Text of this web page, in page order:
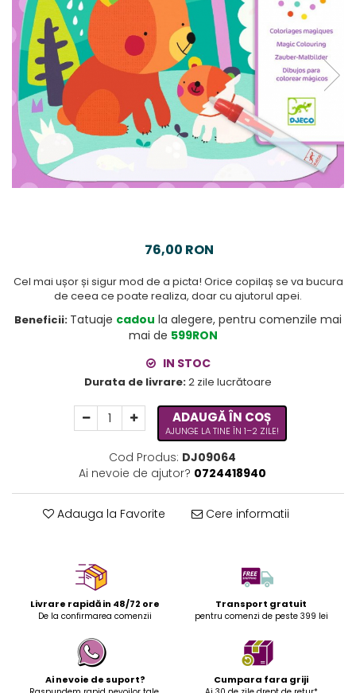
76,00 RON
Cel mai ușor și sigur mod de a picta! Orice copilaș se va bucura
de ceea ce poate realiza, doar cu ajutorul apei.
Beneficii: Tatuaje cadou la alegere, pentru comenzile mai
mai de 599RON
IN STOC
Durata de livrare:2 zile lucrătoare
ADAUGĂ ÎN COȘ
AJUNGE LA TINE ÎN 1–2 ZILE!
Cod Produs: DJ09064
Ai nevoie de ajutor? 0724418940
Adauga la Favorite Cere informatii
Livrare rapidă in 48/72 ore
De la confirmarea comenzii
Transport gratuit
pentru comenzi de peste 399 lei
Ai nevoie de suport? Cumpara fara griji